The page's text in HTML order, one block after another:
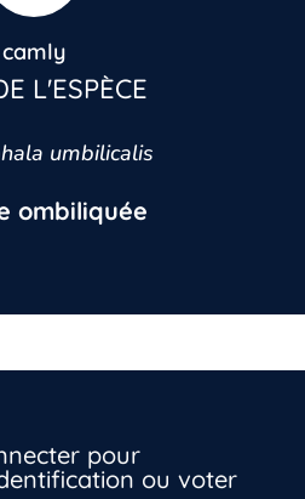
camly
L'ESPÈCE
umbilicalis
ombiliquée
pour
ou voter